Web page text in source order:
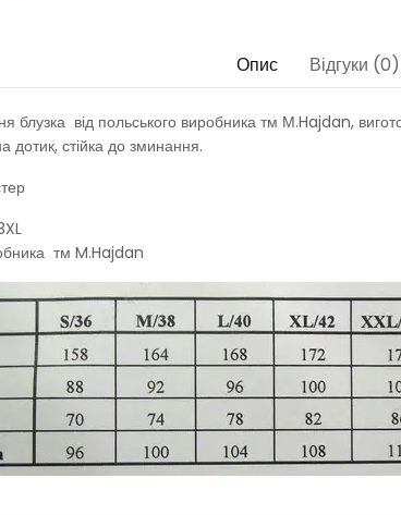
Чоловіча бавовняна піжама шорти тмRegina, Польща
Опис Відгуки (0)
блузка від польського виробника тм М.Hajdan,
дотик, стійка до зминання.
тм M.Hajdan